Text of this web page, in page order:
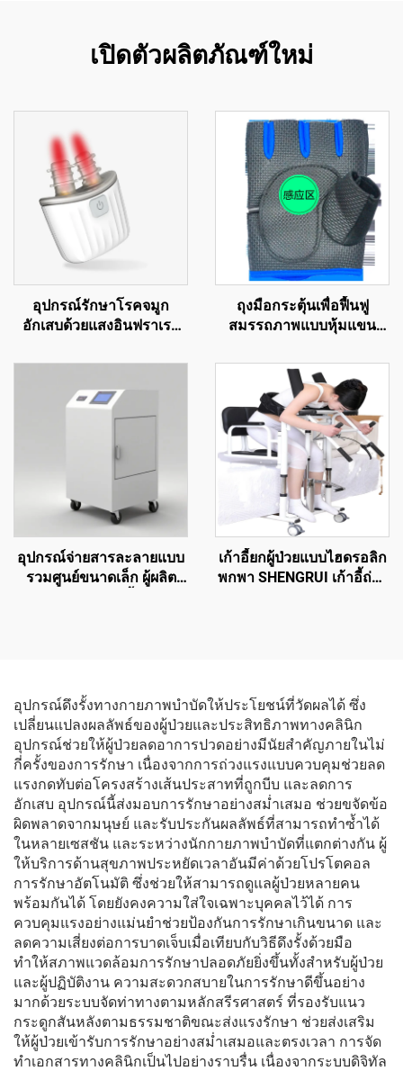
เปิดตัวผลิตภัณฑ์ใหม่
อุปกรณ์รักษาโรคจมูก
อักเสบด้วยแสงอินฟราเรด
ด้วยอินฟราเรดอัตโนมัติ
อักเสบอัจฉริยะ
ถุงมือกระตุ้นเพื่อฟื้นฟู
สมรรถภาพแบบหุ้มแขน
เลือดสมองและสมองกระทบ
กระเทือน
อุปกรณ์จ่ายสารละลายแบบ
รวมศูนย์ขนาดเล็ก ผู้ผลิต
เก้าอี้ยกผู้ป่วยแบบไฮดรอลิก
พกพา SHENGRUI เก้าอี้ถ่าย
อุปกรณ์ดึงรั้งทางกายภาพบำบัดให้ประโยชน์ที่วัดผลได้ ซึ่ง
เปลี่ยนแปลงผลลัพธ์ของผู้ป่วยและประสิทธิภาพทางคลินิก
อุปกรณ์ช่วยให้ผู้ป่วยลดอาการปวดอย่างมีนัยสำคัญภายในไม่
กี่ครั้งของการรักษา เนื่องจากการถ่วงแรงแบบควบคุมช่วยลด
แรงกดทับต่อโครงสร้างเส้นประสาทที่ถูกบีบ และลดการ
อักเสบ อุปกรณ์นี้ส่งมอบการรักษาอย่างสม่ำเสมอ ช่วยขจัดข้อ
ผิดพลาดจากมนุษย์ และรับประกันผลลัพธ์ที่สามารถทำซ้ำได้
ในหลายเซสชัน และระหว่างนักกายภาพบำบัดที่แตกต่างกัน ผู้
ให้บริการด้านสุขภาพประหยัดเวลาอันมีค่าด้วยโปรโตคอล
การรักษาอัตโนมัติ ซึ่งช่วยให้สามารถดูแลผู้ป่วยหลายคน
พร้อมกันได้ โดยยังคงความใส่ใจเฉพาะบุคคลไว้ได้ การ
ควบคุมแรงอย่างแม่นยำช่วยป้องกันการรักษาเกินขนาด และ
ลดความเสี่ยงต่อการบาดเจ็บเมื่อเทียบกับวิธีดึงรั้งด้วยมือ
ทำให้สภาพแวดล้อมการรักษาปลอดภัยยิ่งขึ้นทั้งสำหรับผู้ป่วย
และผู้ปฏิบัติงาน ความสะดวกสบายในการรักษาดีขึ้นอย่าง
มากด้วยระบบจัดท่าทางตามหลักสรีรศาสตร์ ที่รองรับแนว
กระดูกสันหลังตามธรรมชาติขณะส่งแรงรักษา ช่วยส่งเสริม
ให้ผู้ป่วยเข้ารับการรักษาอย่างสม่ำเสมอและตรงเวลา การจัด
ทำเอกสารทางคลินิกเป็นไปอย่างราบรื่น เนื่องจากระบบดิจิทัล